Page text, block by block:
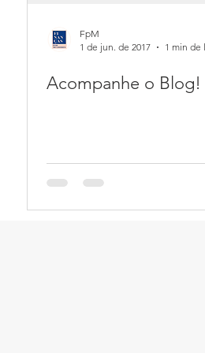
FpM
1 de jun. de 2017
1 min de
Acompanhe o Blog!